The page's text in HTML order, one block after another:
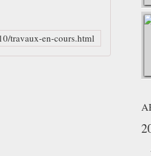
travaux-en-cours.html